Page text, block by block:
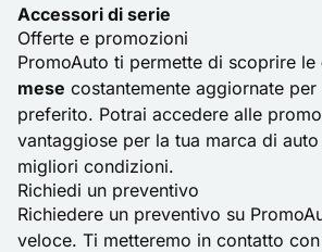
Accessori di serie
Offerte e promozioni
PromoAuto ti permette di scoprire le
mese costantemente aggiornate
preferito. Potrai accedere alle
vantaggiose per la tua marca di
migliori condizioni.
Richiedi un preventivo
Richiedere un preventivo su
veloce. Ti metteremo in contatto